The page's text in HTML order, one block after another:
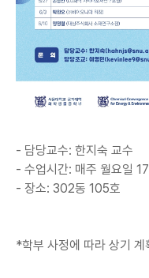
- 담당교수: 한지숙 교수
- 수업시간: 매주 월요일
- 장소: 302동 105호
*학부 사정에 따라 상기